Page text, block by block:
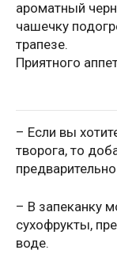
ароматный
чашечку
трапезе.
Приятного
– Если вы
творога, то
– В запеканку
сухофрукты,
воде.